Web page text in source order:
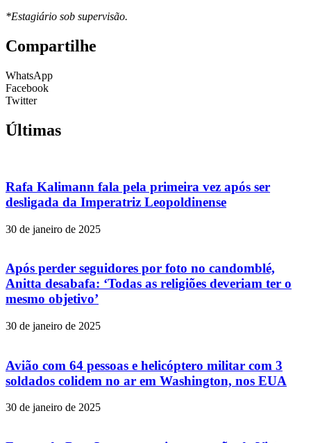
*Estagiário sob supervisão.
Compartilhe
WhatsApp
Facebook
Twitter
Últimas
Rafa Kalimann fala pela primeira vez após ser
desligada da Imperatriz Leopoldinense
30 de janeiro de 2025
Após perder seguidores por foto no candomblé,
Anitta desabafa: ‘Todas as religiões deveriam ter o
mesmo objetivo’
30 de janeiro de 2025
Avião com 64 pessoas e helicóptero militar com 3
soldados colidem no ar em Washington, nos EUA
30 de janeiro de 2025